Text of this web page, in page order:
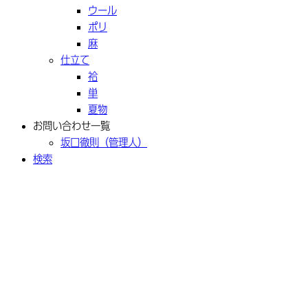
ウール
ポリ
麻
仕立て
袷
単
夏物
お問い合わせ一覧
坂口徹則（管理人）
検索